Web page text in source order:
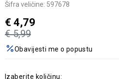
Šifra veličine: 597678
€ 5,99
€ 4,79
Obavijesti me o popustu
Izaberite količinu: